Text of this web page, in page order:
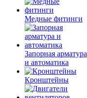
Медные фитинги
Запорная арматура
и автоматика
Кронштейны